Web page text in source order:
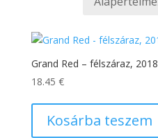
Grand Red – félszáraz, 2018
18.45 €
Kosárba teszem